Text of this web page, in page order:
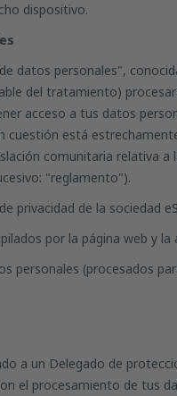
dispositivo.
datos personales",
del tratamiento)
acceso a tus datos
está
comunitaria relativa
"reglamento").
privacidad de la sociedad
por la página web y
personales (procesados
a un Delegado de
el procesamiento de tus